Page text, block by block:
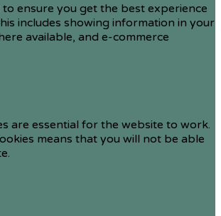
to ensure you get the best experience
includes showing information in your
available, and e-commerce
are essential for the website to work.
means that you will not be able